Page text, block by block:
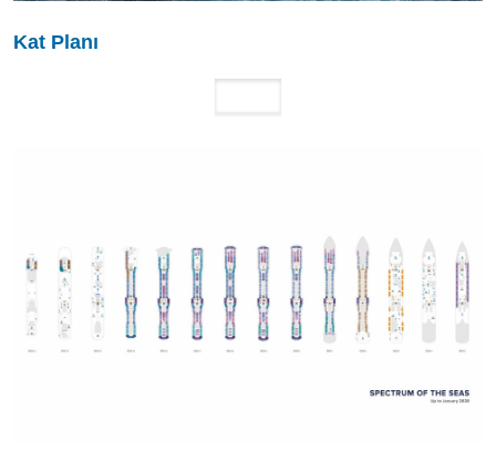
Kat Planı